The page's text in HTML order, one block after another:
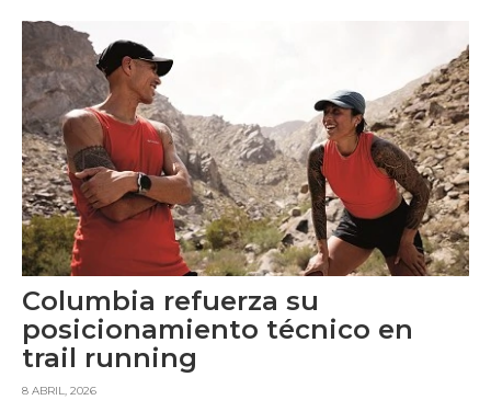
Columbia refuerza su
posicionamiento técnico en
trail running
8 ABRIL, 2026